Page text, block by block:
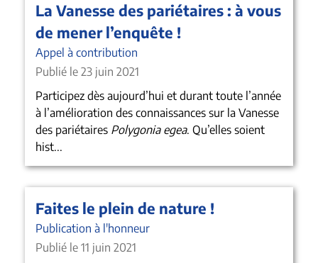
La Vanesse des pariétaires : à vous
de mener l’enquête !
Appel à contribution
Publié le 23 juin 2021
Participez dès aujourd’hui et durant toute l’année
à l’amélioration des connaissances sur la Vanesse
des pariétaires Polygonia egea. Qu’elles soient
hist...
Faites le plein de nature !
Publication à l'honneur
Publié le 11 juin 2021